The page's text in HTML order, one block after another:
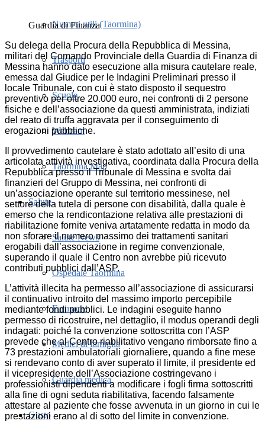
Numeri utili (Taormina)
Trasporti
Scuole
Webcam
Taormina Map
Salute
Salute News
Ospedale Taormina
Farmacie
Medici di famiglia
Guardia medica
Gusto
Guardia di Finanza
Su delega della Procura della Repubblica di Messina,
militari del Comando Provinciale della Guardia di Finanza di
Messina hanno dato esecuzione alla misura cautelare reale,
emessa dal Giudice per le Indagini Preliminari presso il
locale Tribunale, con cui è stato disposto il sequestro
preventivo per oltre 20.000 euro, nei confronti di 2 persone
fisiche e dell’associazione da questi amministrata, indiziati
del reato di truffa aggravata per il conseguimento di
erogazioni pubbliche.
Il provvedimento cautelare è stato adottato all’esito di una
articolata attività investigativa, coordinata dalla Procura della
Repubblica presso il Tribunale di Messina e svolta dai
finanzieri del Gruppo di Messina, nei confronti di
un’associazione operante sul territorio messinese, nel
settore della tutela di persone con disabilità, dalla quale è
emerso che la rendicontazione relativa alle prestazioni di
riabilitazione fornite veniva artatamente redatta in modo da
non sforare il numero massimo dei trattamenti sanitari
erogabili dall’associazione in regime convenzionale,
superando il quale il Centro non avrebbe più ricevuto
contributi pubblici dall’ASP.
L’attività illecita ha permesso all’associazione di assicurarsi
il continuativo introito del massimo importo percepibile
mediante fondi pubblici. Le indagini eseguite hanno
permesso di ricostruire, nel dettaglio, il modus operandi degli
indagati: poiché la convenzione sottoscritta con l’ASP
prevede che al Centro riabilitativo vengano rimborsate fino a
73 prestazioni ambulatoriali giornaliere, quando a fine mese
si rendevano conto di aver superato il limite, il presidente ed
il vicepresidente dell’Associazione costringevano i
professionisti dipendenti a modificare i fogli firma sottoscritti
alla fine di ogni seduta riabilitativa, facendo falsamente
attestare al paziente che fosse avvenuta in un giorno in cui le
prestazioni erano al di sotto del limite in convenzione.